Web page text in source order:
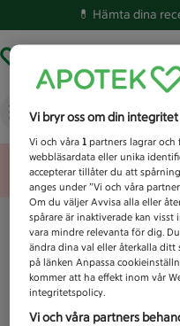
💊 Hämta dina
Vad letar du
Vi bryr oss om din integritet
Vi och våra1 partners lagrar
webbläsardata eller unika
accepterar tillåter du att
anges under ”Vi och våra
Om du väljer Avvisa alla eller
spårare är inaktiverade kan
vara mindre relevanta för dig.
ändra dina val eller återkalla ditt
på länken Anpassa
kommer att ha effekt inom vår
integritetspolicy.
Vi och våra partners